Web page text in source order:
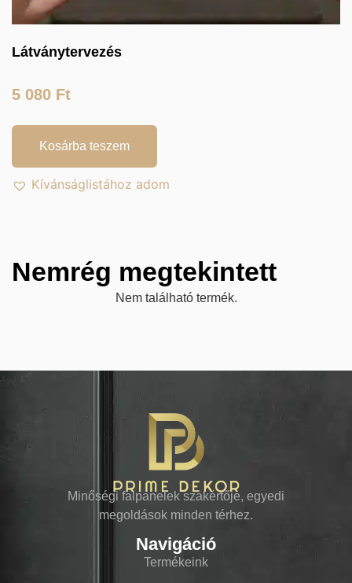
Látványtervezés
5 080 Ft
Kosárba teszem
Kívánságlistához adom
Nemrég megtekintett
Nem található termék.
Minőségi falpanelek szakértője, egyedi
megoldások minden térhez.
Navigáció
Termékeink